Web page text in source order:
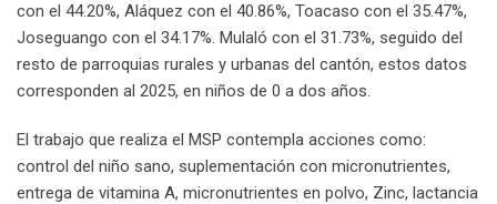
con el 44.20%, Aláquez con el 40.86%, Toacaso con el 35.47%,
Joseguango con el 34.17%. Mulaló con el 31.73%, seguido del
resto de parroquias rurales y urbanas del cantón, estos datos
corresponden al 2025, en niños de 0 a dos años.
El trabajo que realiza el MSP contempla acciones como:
control del niño sano, suplementación con micronutrientes,
entrega de vitamina A, micronutrientes en polvo, Zinc, lactancia